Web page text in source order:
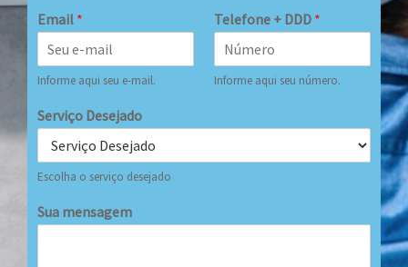
Email *
Informe aqui seu e-mail.
Telefone + DDD *
Informe aqui seu número.
Serviço Desejado
Escolha o serviço desejado
Sua mensagem